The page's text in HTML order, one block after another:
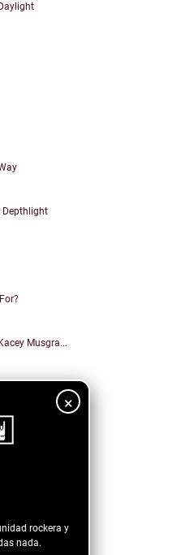
×
rockera y
nada.
Depthlight
Musgra...
Haywar...
guitarr...
// whether